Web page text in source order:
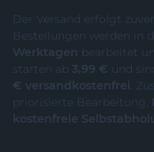
Der Versand erfolgt
Bestellungen werden in
Werktagen bearbeitet
starten ab 3,99 € und
€ versandkostenfrei.
priorisierte Bearbeitung,
kostenfreie